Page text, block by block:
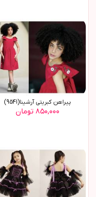
پيراهن کبريتي آرشينا(9541)
۸۵۰,۰۰۰ تومان